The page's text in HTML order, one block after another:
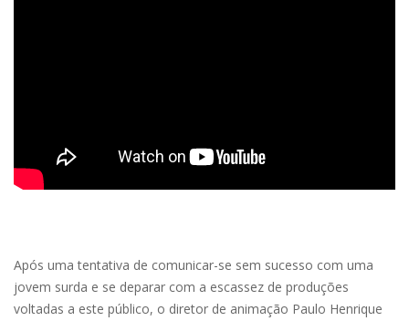
Após uma tentativa de comunicar-se sem sucesso com uma
jovem surda e se deparar com a escassez de produções
voltadas a este público, o diretor de animação Paulo Henrique